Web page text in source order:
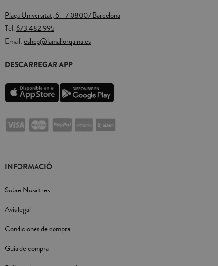
Plaça Universitat, 6 - 7 08007 Barcelona
Tel.673 482 995
Email:eshop@lamallorquina.es
DESCARREGAR APP
INFORMACIÓ
Sobre Nosaltres
Avis legal
Condiciones de compra
Guia de compra